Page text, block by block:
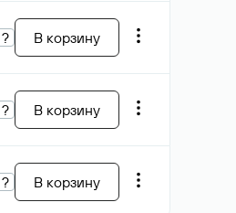
? В корзину
? В корзину
? В корзину